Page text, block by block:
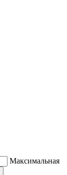
Максимальная